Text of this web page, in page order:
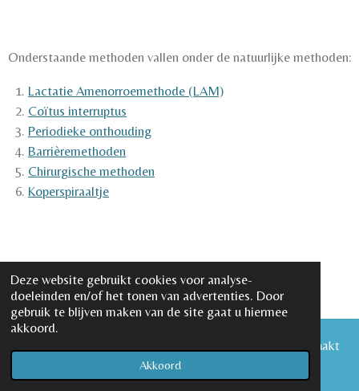
Deze website gebruikt cookies voor analyse-
doeleinden en/of het tonen van advertenties. Door
gebruik te blijven maken van de site gaat u hiermee
akkoord.
Akkoord
Onderstaande methoden vallen onder de natuurlijke methoden:
Lactatie Amenorroemethode (LAM)
Coïtus interruptus
Periodieke onthouding
Barrièremethoden
Chirurgische methoden
Koperspiraaltje
tekeningen gemaakt
tekentuintje.nl